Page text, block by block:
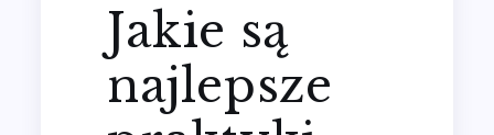
Jakie są
najlepsze